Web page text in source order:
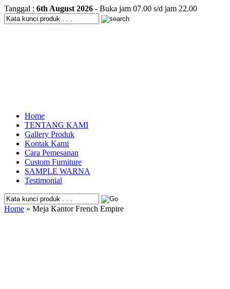
Tanggal : 6th August 2026 - Buka jam 07.00 s/d jam 22.00
Home
TENTANG KAMI
Gallery Produk
Kontak Kami
Cara Pemesanan
Custom Furniture
SAMPLE WARNA
Testimonial
Home » Meja Kantor French Empire